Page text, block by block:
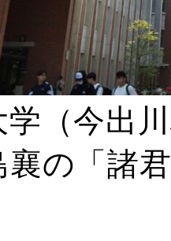
学（今出
襄の「諸